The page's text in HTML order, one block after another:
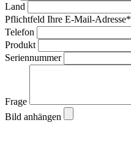
Land
Pflichtfeld Ihre E-Mail-Adresse*
Telefon
Produkt
Seriennummer
Frage
Bild anhängen